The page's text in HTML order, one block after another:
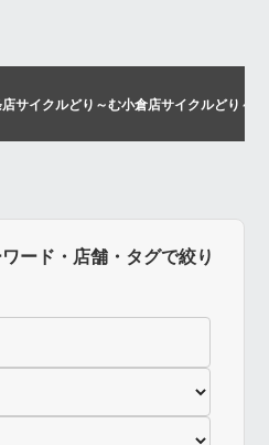
店サイクルどり～む小倉店サイクルどり～